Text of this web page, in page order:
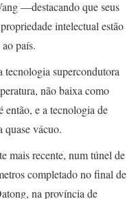
—destacando que seus
intelectual estão
país.
tecnologia supercondutora
não baixa como
então, e a tecnologia de
quase vácuo.
mais recente, num túnel de
completado no final de
na província de